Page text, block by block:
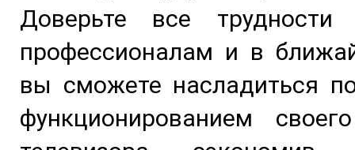
Доверьте все
профессионалам и в
вы сможете насладиться
функционированием